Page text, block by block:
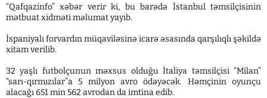
“Qafqazinfo” xəbər verir ki, bu barədə İstanbul təmsilçisinin
mətbuat xidməti məlumat yayıb.
İspaniyalı forvardın müqaviləsinə icarə əsasında qarşılıqlı şəkildə
xitam verilib.
32 yaşlı futbolçunun məxsus olduğu İtaliya təmsilçisi “Milan”
“sarı-qırmızılar”a 5 milyon avro ödəyəcək. Həmçinin oyunçu
alacağı 651 min 562 avrodan da imtina edib.